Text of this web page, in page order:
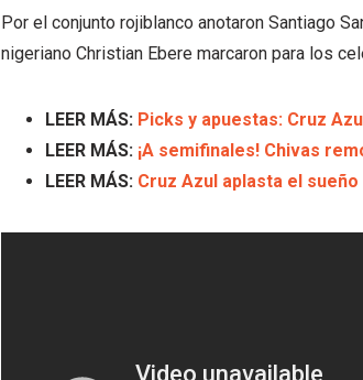
Por el conjunto rojiblanco anotaron Santiago
nigeriano Christian Ebere marcaron para los
LEER MÁS: Picks y apuestas: Cruz
LEER MÁS: ¡A semifinales! Chivas
LEER MÁS: Cruz Azul aplasta el